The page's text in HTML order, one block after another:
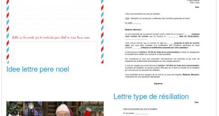
Idee lettre pere noel
Lettre type de résiliation